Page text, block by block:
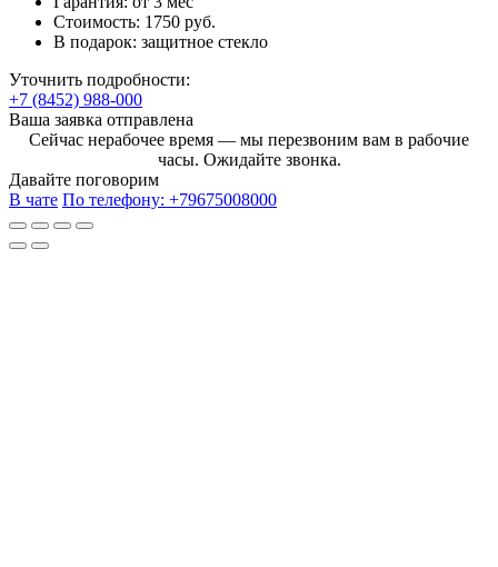
Стоимость: 1750 руб.
В подарок: защитное стекло
Уточнить подробности:
+7 (8452) 988-000
Ваша заявка отправлена
Сейчас нерабочее время — мы перезвоним вам в рабочие
часы. Ожидайте звонка.
Давайте поговорим
В чате По телефону: +79675008000